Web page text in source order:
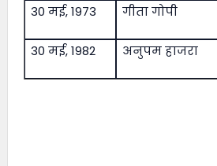
30 मई, 1973
गीता गोपी
30 मई, 1982
अनुपम हाजरा